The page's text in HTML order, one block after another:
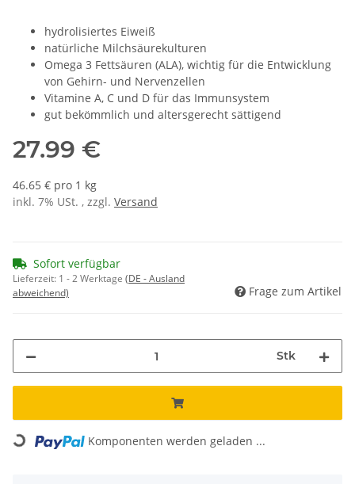
hydrolisiertes Eiweiß
natürliche Milchsäurekulturen
Omega 3 Fettsäuren (ALA), wichtig für die Entwicklung
von Gehirn- und Nervenzellen
Vitamine A, C und D für das Immunsystem
gut bekömmlich und altersgerecht sättigend
27.99 €
46.65 € pro 1 kg
inkl. 7% USt. , zzgl. Versand
Sofort verfügbar
Lieferzeit: 1 - 2 Werktage (DE - Ausland
abweichend)
Frage zum Artikel
Stk
Komponenten werden geladen ...